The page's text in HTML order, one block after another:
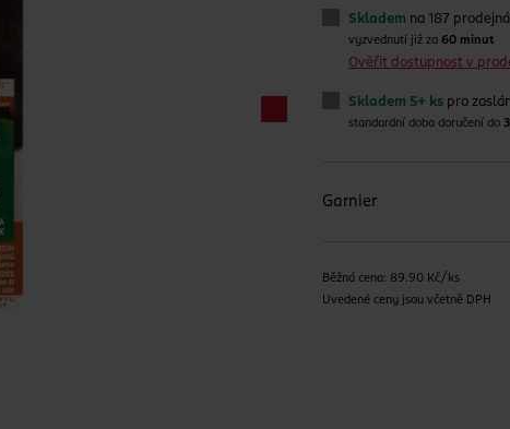
Skladem na 187
vyzvednutí již za60 minut
Ověřit dostupnost v
Skladem 5+ ks pro
standardní doba doručení do
Garnier
Běžná cena: 89.90 Kč/ks
Uvedené ceny jsou včetně DPH